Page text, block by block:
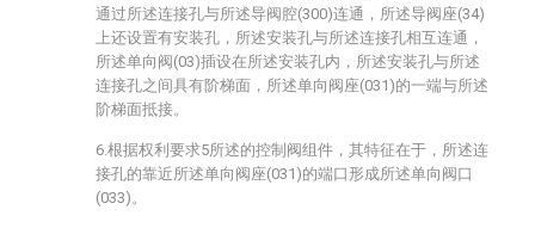
通过所述连接孔与所述导阀腔(300)连通，所述导阀座(34)
上还设置有安装孔，所述安装孔与所述连接孔相互连通，
所述单向阀(03)插设在所述安装孔内，所述安装孔与所述
连接孔之间具有阶梯面，所述单向阀座(031)的一端与所述
阶梯面抵接。
6.根据权利要求5所述的控制阀组件，其特征在于，所述连
接孔的靠近所述单向阀座(031)的端口形成所述单向阀口
(033)。